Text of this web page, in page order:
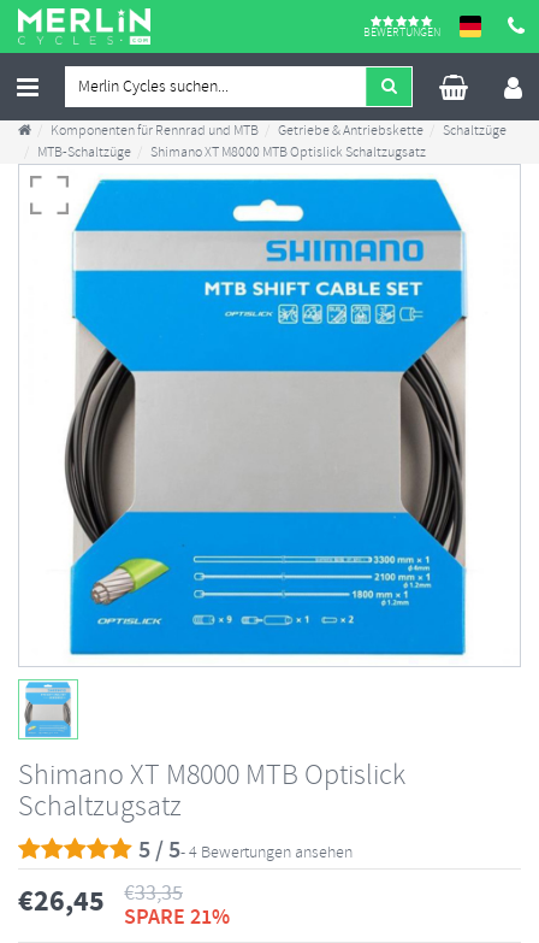
BEWERTUNGEN
Komponenten für Rennrad und MTB Getriebe & Antriebskette
Schaltzüge
MTB-Schaltzüge
Shimano XT M8000 MTB Optislick Schaltzugsatz
Shimano XT M8000 MTB Optislick
Schaltzugsatz
5 / 5- 4 Bewertungen ansehen
€26,45 €33,35
SPARE 21%